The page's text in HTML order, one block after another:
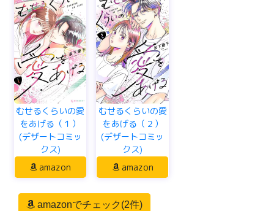
むせるくらいの愛
をあげる（１）
(デザートコミッ
クス)
amazon
むせるくらいの愛
をあげる（２）
(デザートコミッ
クス)
amazon
amazonでチェック(2件)